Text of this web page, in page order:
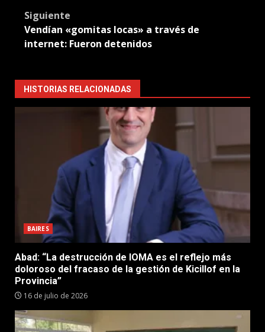
Siguiente
Vendían «gomitas locas» a través de
internet: Fueron detenidos
HISTORIAS RELACIONADAS
BAIRES
Abad: “La destrucción de IOMA es el reflejo más
doloroso del fracaso de la gestión de Kicillof en la
Provincia”
16 de julio de 2026